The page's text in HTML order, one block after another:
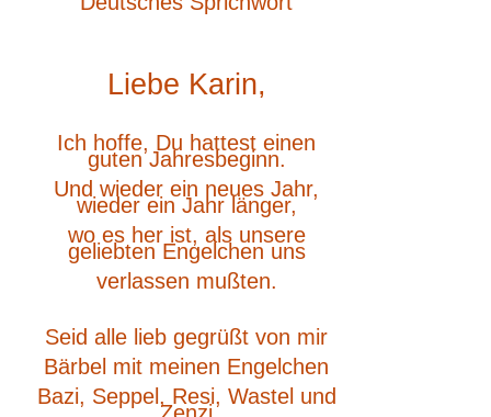
Liebe Karin,
Ich hoffe, Du hattest einen
guten Jahresbeginn.
Und wieder ein neues Jahr,
wieder ein Jahr länger,
wo es her ist, als unsere
geliebten Engelchen uns
verlassen mußten.
Seid alle lieb gegrüßt von mir
Bärbel mit meinen Engelchen
Bazi, Seppel, Resi, Wastel und